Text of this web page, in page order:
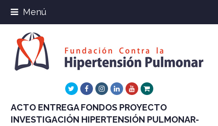
Menú
TwitterFacebookInstagram
LinkedInYoutube
Xing
ACTO ENTREGA FONDOS PROYECTO
INVESTIGACIÓN HIPERTENSIÓN PULMONAR-